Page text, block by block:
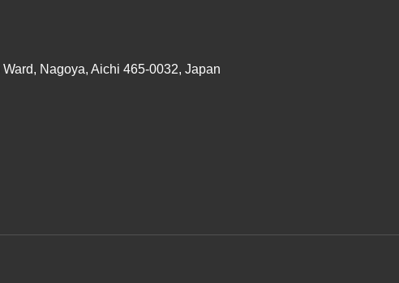
Nagoya, Aichi 465-0032, Japan